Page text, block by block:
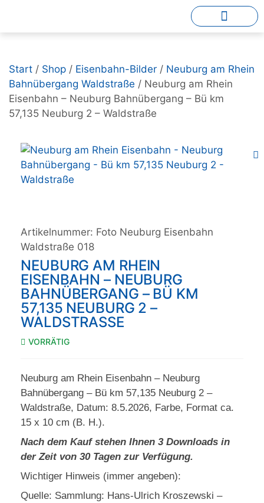
Start / Shop / Eisenbahn-Bilder / Neuburg am Rhein
Bahnübergang Waldstraße / Neuburg am Rhein
Eisenbahn – Neuburg Bahnübergang – Bü km
57,135 Neuburg 2 – Waldstraße
Artikelnummer: Foto Neuburg Eisenbahn
Waldstraße 018
NEUBURG AM RHEIN
EISENBAHN – NEUBURG
BAHNÜBERGANG – BÜ KM
57,135 NEUBURG 2 –
WALDSTRASSE
VORRÄTIG
Neuburg am Rhein Eisenbahn – Neuburg
Bahnübergang – Bü km 57,135 Neuburg 2 –
Waldstraße, Datum: 8.5.2026, Farbe, Format ca.
15 x 10 cm (B. H.).
Nach dem Kauf stehen Ihnen 3 Downloads in
der Zeit von 30 Tagen zur Verfügung.
Wichtiger Hinweis (immer angeben):
Quelle: Sammlung: Hans-Ulrich Kroszewski –